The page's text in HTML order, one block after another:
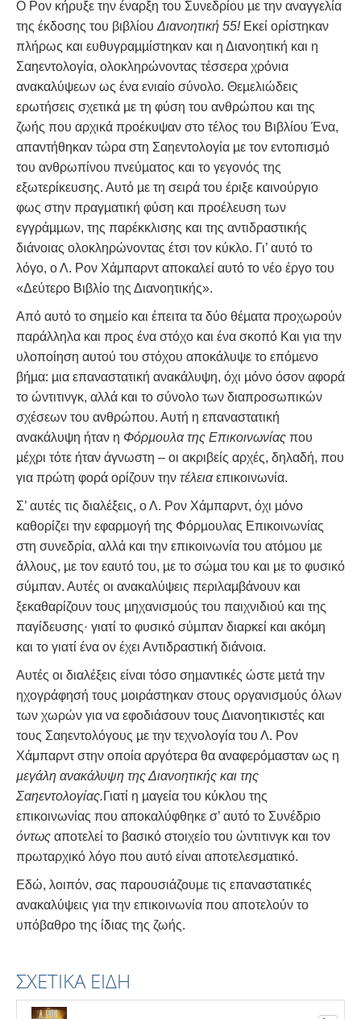
Ο Ρον κήρυξε την έναρξη του Συνεδρίου µε την αναγγελία
της έκδοσης του βιβλίου Διανοητική 55!Εκεί ορίστηκαν
πλήρως και ευθυγραµµίστηκαν και η Διανοητική και η
Σαηεντολογία, ολοκληρώνοντας τέσσερα χρόνια
ανακαλύψεων ως ένα ενιαίο σύνολο. Θεµελιώδεις
ερωτήσεις σχετικά µε τη φύση του ανθρώπου και της
ζωής που αρχικά προέκυψαν στο τέλος του Βιβλίου Ένα,
απαντήθηκαν τώρα στη Σαηεντολογία µε τον εντοπισµό
του ανθρωπίνου πνεύµατος και το γεγονός της
εξωτερίκευσης. Αυτό µε τη σειρά του έριξε καινούργιο
φως στην πραγµατική φύση και προέλευση των
εγγράµµων, της παρέκκλισης και της αντιδραστικής
διάνοιας ολοκληρώνοντας έτσι τον κύκλο. Γι’ αυτό το
λόγο, ο Λ. Ρον Χάμπαρντ αποκαλεί αυτό το νέο έργο του
«Δεύτερο Βιβλίο της Διανοητικής».
Από αυτό το σηµείο και έπειτα τα δύο θέµατα προχωρούν
παράλληλα και προς ένα στόχο και ένα σκοπό Και για την
υλοποίηση αυτού του στόχου αποκάλυψε το επόµενο
βήµα: µια επαναστατική ανακάλυψη, όχι µόνο όσον αφορά
το ώντιτινγκ, αλλά και το σύνολο των διαπροσωπικών
σχέσεων του ανθρώπου. Αυτή η επαναστατική
ανακάλυψη ήταν η Φόρµουλα της Επικοινωνίας που
µέχρι τότε ήταν άγνωστη – οι ακριβείς αρχές, δηλαδή, που
για πρώτη φορά ορίζουν την τέλειαεπικοινωνία.
Σ’ αυτές τις διαλέξεις, ο Λ. Ρον Χάμπαρντ, όχι µόνο
καθορίζει την εφαρµογή της Φόρµουλας Επικοινωνίας
στη συνεδρία, αλλά και την επικοινωνία του ατόµου µε
άλλους, µε τον εαυτό του, µε το σώµα του και µε το φυσικό
σύµπαν. Αυτές οι ανακαλύψεις περιλαµβάνουν και
ξεκαθαρίζουν τους µηχανισµούς του παιχνιδιού και της
παγίδευσης· γιατί το φυσικό σύµπαν διαρκεί και ακόµη
και το γιατί ένα ον έχει Αντιδραστική διάνοια.
Αυτές οι διαλέξεις είναι τόσο σηµαντικές ώστε µετά την
ηχογράφησή τους µοιράστηκαν στους οργανισµούς όλων
των χωρών για να εφοδιάσουν τους Διανοητικιστές και
τους Σαηεντολόγους µε την τεχνολογία του Λ. Ρον
Χάμπαρντ στην οποία αργότερα θα αναφερόµασταν ως η
µεγάλη ανακάλυψη της Διανοητικής και της
Σαηεντολογίας.Γιατί η µαγεία του κύκλου της
επικοινωνίας που αποκαλύφθηκε σ’ αυτό το Συνέδριο
όντως αποτελεί το βασικό στοιχείο του ώντιτινγκ και τον
πρωταρχικό λόγο που αυτό είναι αποτελεσµατικό.
Εδώ, λοιπόν, σας παρουσιάζουµε τις επαναστατικές
ανακαλύψεις για την επικοινωνία που αποτελούν το
υπόβαθρο της ίδιας της ζωής.
ΣΧΕΤΙΚΆ ΕΊΔΗ